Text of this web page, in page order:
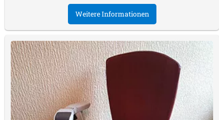
Weitere Informationen